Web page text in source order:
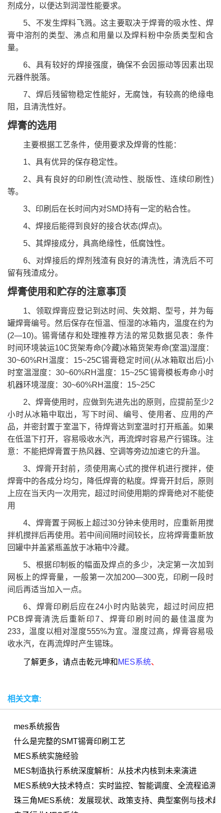
剂成分，以便达到润湿性能要求。
5、不发生焊料飞溅。这主要取决于焊膏的吸水性、焊
膏中溶剂的类型、沸点和用量以及焊料粉中杂质类型和含
量。
6、具有较好的焊接强度，确保不会因振动等因素出现
元器件脱落。
7、焊后残留物稳定性能好，无腐蚀，有较高的绝缘电
阻，且清洗性好。
焊膏的选用
主要根据工艺条件，使用要求及焊膏的性能：
1、具有优异的保存稳定性。
2、具有良好的印刷性(流动性、脱版性、连续印刷性)
等。
3、印刷后在长时间内对SMD持有一定的粘合性。
4、焊接后能得到良好的接合状态(焊点)。
5、其焊接成分，具高绝缘性，低腐蚀性。
6、对焊接后的焊剂残渣有良好的清洗性，清洗后不可
留有残渣成分。
焊膏使用和贮存的注意事顶
1、领取焊膏应登记到达时间、失效期、型号，并为每
罐焊膏编号。然后保存在恒温、恒湿的冰箱内，温度在约为
(2—10)。锡膏储存和处理推荐方法的常见数据见表：条件
时间环境装运10C货架寿命(冷藏)冰箱货架寿命(室温)湿度：
30~60%RH温度：15~25C锡膏稳定时间(从冰箱取出后)小
时室温湿度：30~60%RH温度：15~25C锡膏模板寿命小时
机器环境湿度：30~60%RH温度：15~25C
2、焊膏使用时，应做到先进先出的原则，应提前至少2
小时从冰箱中取出，写下时间、编号、使用者、应用的产
品，并密封置于室温下，待焊膏达到室温时打开瓶盖。如果
在低温下打开，容易吸收水汽，再流焊时容易产行锡珠。注
意：不能把焊膏置于热风器、空调等旁边加速它的升温。
3、焊膏开封前，须使用离心式的搅伴机进行搅拌，使
焊膏中的各成分均匀，降低焊膏的粘度。焊膏开封后，原则
上应在当天内一次用完，超过时间使用期的焊膏绝对不能使
用
4、焊膏置于网板上超过30分钟未使用时，应重新用搅
拌机搅拌后再使用。若中间间隔时间较长，应将焊膏重新放
回罐中并盖紧瓶盖放于冰箱中冷藏。
5、根据印制板的幅面及焊点的多少，决定第一次加到
网板上的焊膏量，一般第一次加200—300克，印刷一段时
间后再适当加入一点。
6、焊膏印刷后应在24小时内贴装完，超过时间应把
PCB焊膏清洗后重新印7、焊膏印刷时间的最佳温度为
233，温度以相对湿度555%为宜。湿度过高，焊膏容易吸
收水汽，在再流焊时产生锡珠。
了解更多，请点击乾元坤和 MES系统、
相关文章:
mes系统报告
什么是完整的SMT锡膏印刷工艺
MES系统实施经验
MES制造执行系统深度解析：从技术内核到未来演进
MES系统9大技术特点：实时监控、智能调度、全流程追溯
珠三角MES系统：发展现状、政策支持、典型案例与技术